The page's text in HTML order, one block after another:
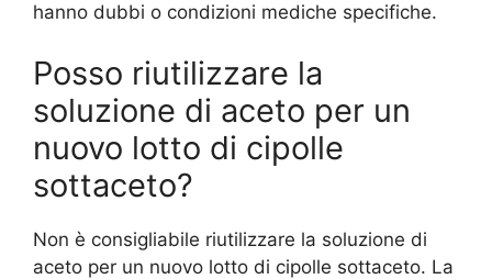
hanno dubbi o condizioni mediche specifiche.
Posso riutilizzare la
soluzione di aceto per un
nuovo lotto di cipolle
sottaceto?
Non è consigliabile riutilizzare la soluzione di
aceto per un nuovo lotto di cipolle sottaceto. La